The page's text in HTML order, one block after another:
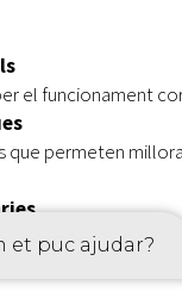
butlletí
| Protecció de dades
el funcionament
que permeten
finalitat publicitària